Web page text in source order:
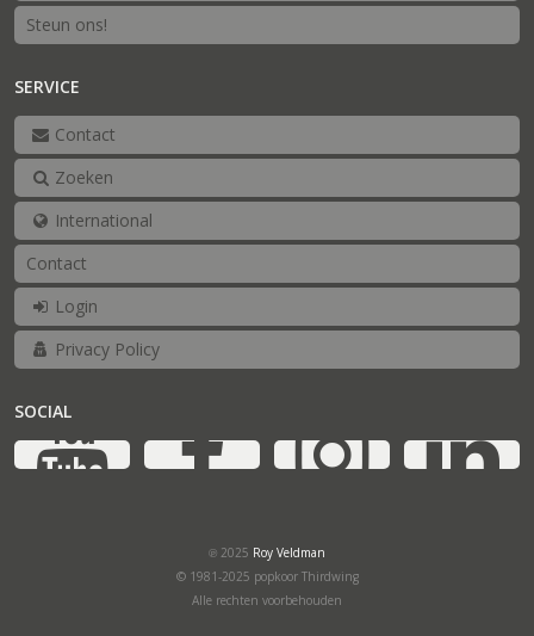
Steun ons!
SERVICE
Contact
Zoeken
International
Contact
Login
Privacy Policy
SOCIAL
YouTube
℗ 2025 Roy Veldman
© 1981-2025 popkoor Thirdwing
Alle rechten voorbehouden